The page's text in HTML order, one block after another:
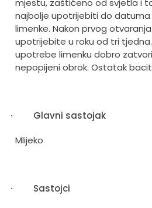
najbolje upotrijebiti do
limenke. Nakon prvog
upotrijebite u roku od tri
upotrebe limenku dobro
nepopijeni obrok. Ostatak
·
Glavni sastojak
Mlijeko
· Sastojci